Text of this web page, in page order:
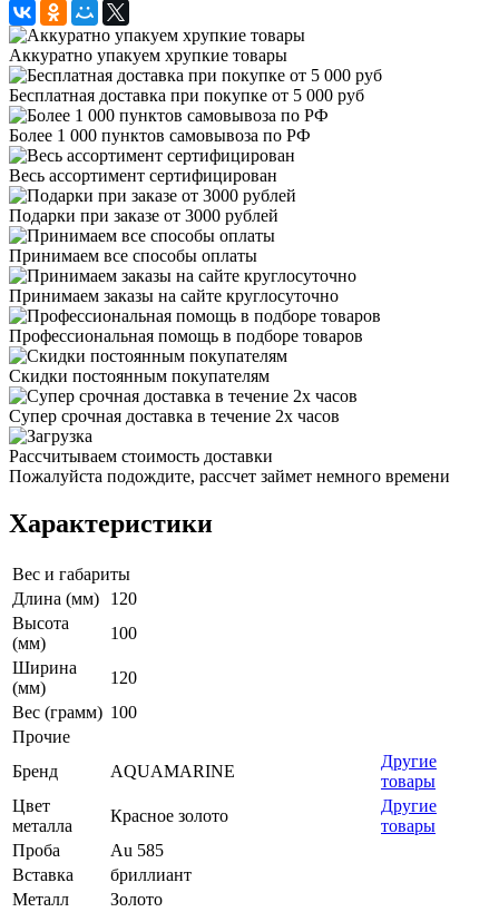
Аккуратно упакуем хрупкие товары
Бесплатная доставка при покупке от 5 000 руб
Более 1 000 пунктов самовывоза по РФ
Весь ассортимент сертифицирован
Подарки при заказе от 3000 рублей
Принимаем все способы оплаты
Принимаем заказы на сайте круглосуточно
Профессиональная помощь в подборе товаров
Скидки постоянным покупателям
Супер срочная доставка в течение 2х часов
Рассчитываем стоимость доставки
Пожалуйста подождите, рассчет займет немного времени
Характеристики
Вес и габариты
Длина (мм)
120
Высота
(мм)
100
Ширина
(мм)
120
Вес (грамм) 100
Прочие
Бренд
AQUAMARINE
Другие
товары
Цвет
металла
Красное золото
Другие
товары
Проба
Au 585
Вставка
бриллиант
Металл
Золото